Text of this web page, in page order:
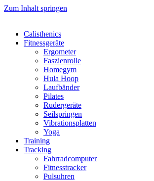
Zum Inhalt springen
Calisthenics
Fitnessgeräte
Ergometer
Faszienrolle
Homegym
Hula Hoop
Laufbänder
Pilates
Rudergeräte
Seilspringen
Vibrationsplatten
Yoga
Training
Tracking
Fahrradcomputer
Fitnesstracker
Pulsuhren